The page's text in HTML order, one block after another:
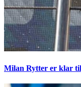
Milan Rytter er klar